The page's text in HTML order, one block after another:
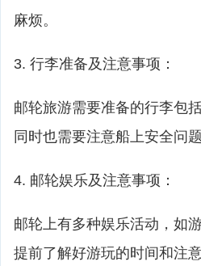
麻烦。
3. 行李准备及注意事项：
邮轮旅游需要准备的行李包
同时也需要注意船上安全问
4. 邮轮娱乐及注意事项：
邮轮上有多种娱乐活动，如
提前了解好游玩的时间和注